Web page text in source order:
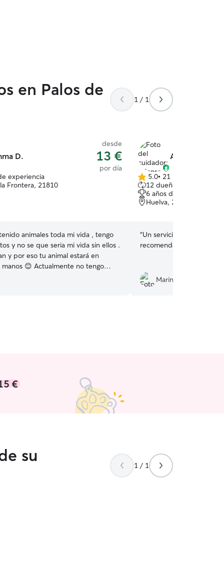
en Palos de
1 / 1
D.
desde
13 €
por día
experiencia
Frontera, 21810
animales toda mi vida , tengo
y no se que seria mi vida sin ellos .
y por eso tu animal estará en
no tengo
Alfonso
5.0
de
5
estrellas
5.0• 21 reseñas
12 dueños que repiten
6 años de experiencia
Huelva, 21007
“Un servicio impecable,
recomendable.
Marina R.
€
su
1 / 1